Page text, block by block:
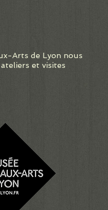
Arts de Lyon nous
et visites